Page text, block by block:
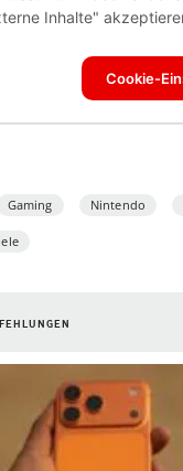
Gaming Nintendo